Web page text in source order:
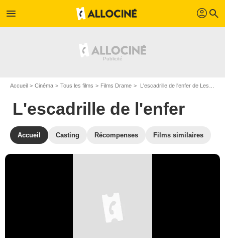
menu profil search
Accueil Cinéma Tous les films Films Drame L'escadrille de l'enfer de Lesley Selander
L'escadrille de l'enfer
Accueil Casting Récompenses Films similaires